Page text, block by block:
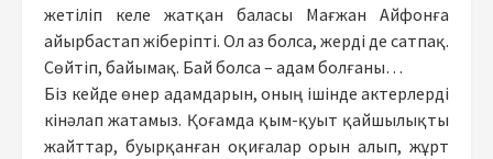
жетіліп келе жатқан баласы Мағжан Айфонға
айырбастап жіберіпті. Ол аз болса, жерді де сатпақ.
Сөйтіп, байымақ. Бай болса – адам болғаны…
Біз кейде өнер адамдарын, оның ішінде актерлерді
кінәлап жатамыз. Қоғамда қым-қуыт қайшылықты
жайттар, буырқанған оқиғалар орын алып, жұрт